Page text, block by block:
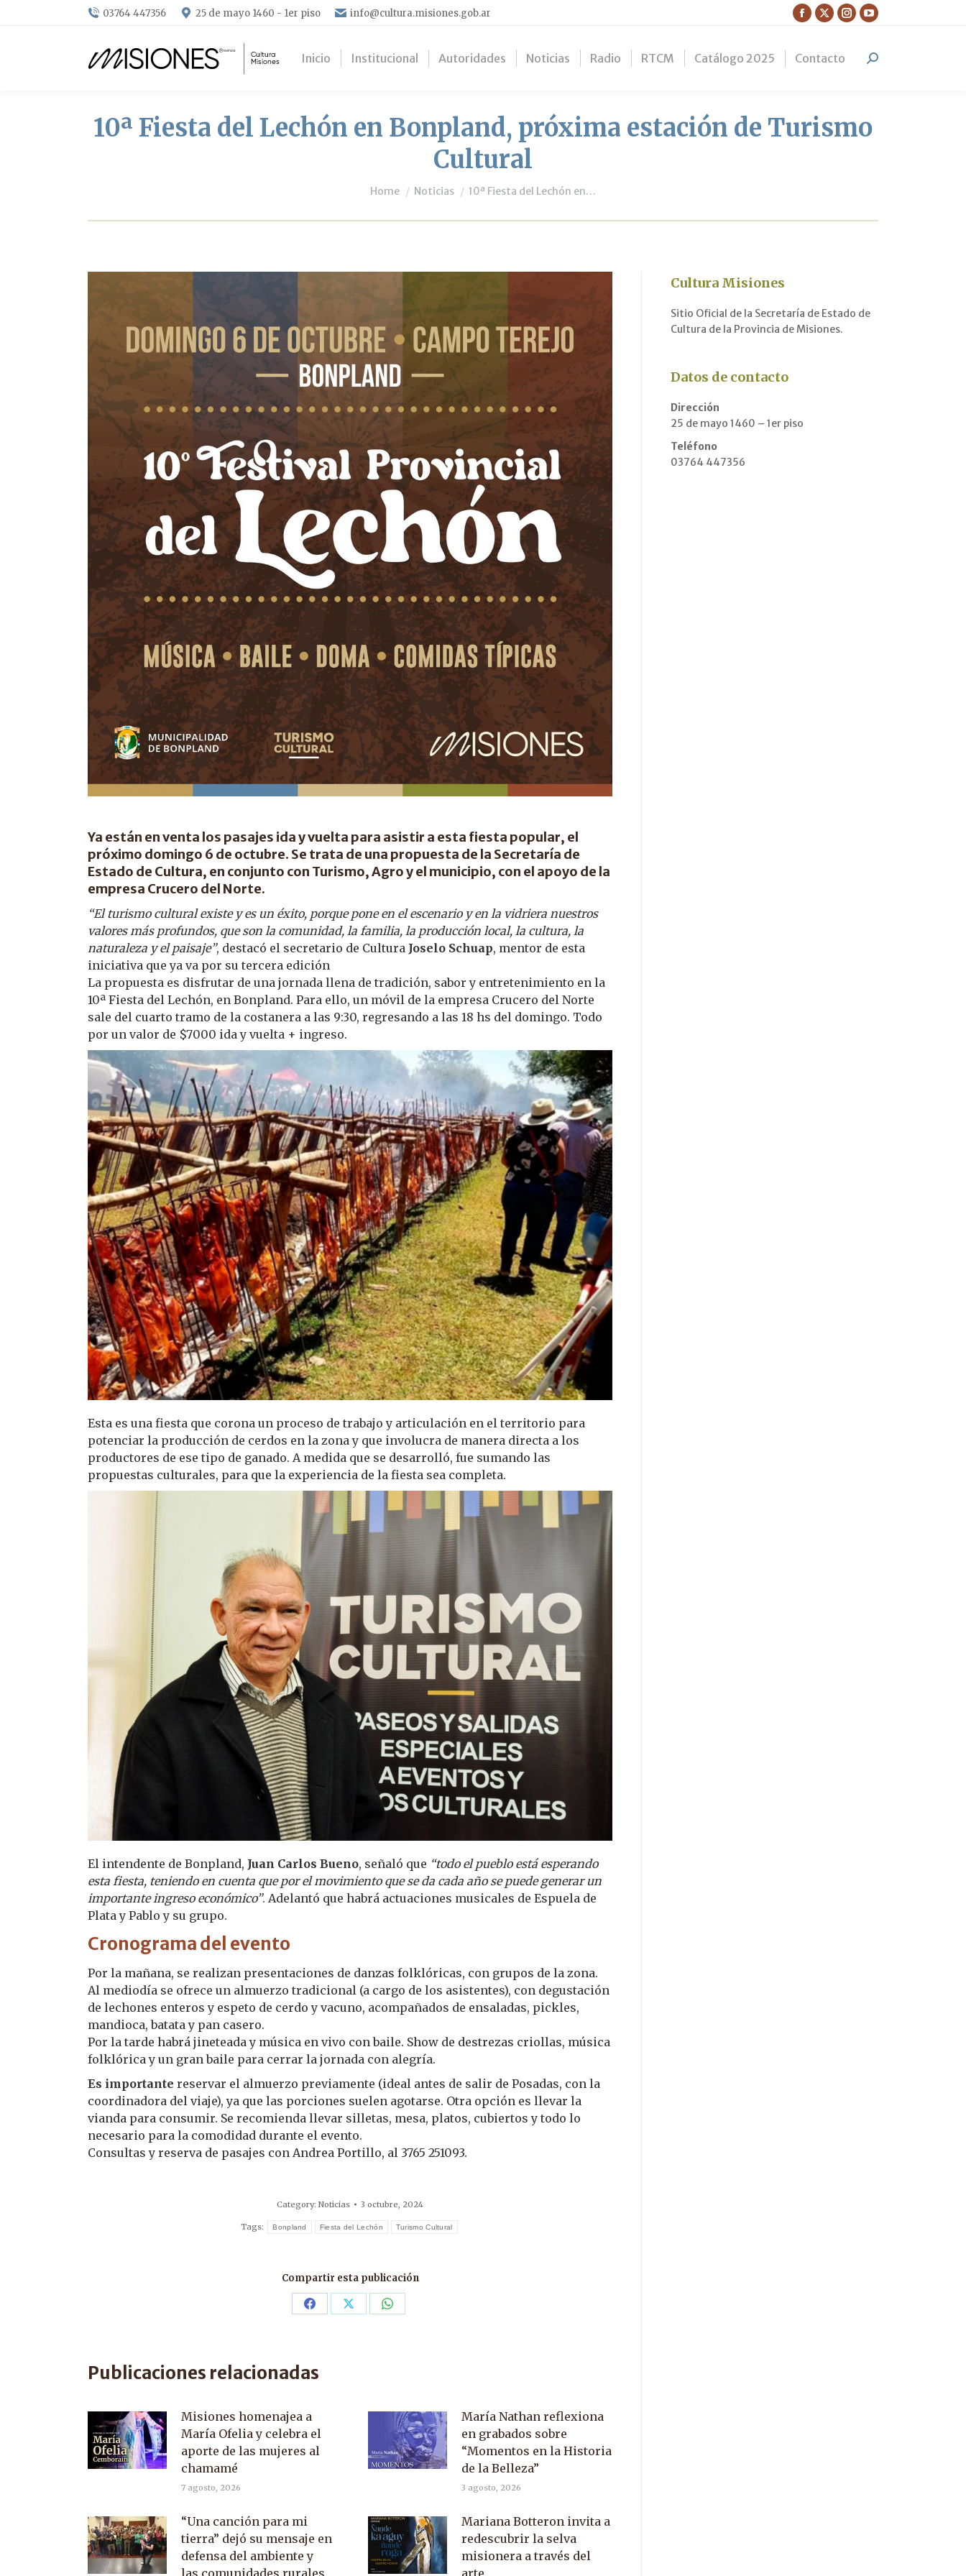
03764 447356 25 de mayo 1460 - 1er piso info@cultura.misiones.gob.ar
Facebook
opens
window
X
opens
Instagram
opens
YouTube
opens
Inicio Institucional Autoridades Noticias Radio RTCM Catálogo 2025 Contacto Search:
10ª Fiesta del Lechón en Bonpland, próxima estación de Turismo
Cultural
You are here:
Home Noticias 10ª Fiesta del Lechón en…
Ya están en venta los pasajes ida y vuelta para asistir a esta fiesta popular, el
próximo domingo 6 de octubre. Se trata de una propuesta de la Secretaría de
Estado de Cultura, en conjunto con Turismo, Agro y el municipio, con el apoyo de la
empresa Crucero del Norte.
“El turismo cultural existe y es un éxito, porque pone en el escenario y en la vidriera nuestros
valores más profundos, que son la comunidad, la familia, la producción local, la cultura, la
naturaleza y el paisaje”, destacó el secretario de Cultura Joselo Schuap, mentor de esta
iniciativa que ya va por su tercera edición
La propuesta es disfrutar de una jornada llena de tradición, sabor y entretenimiento en la
10ª Fiesta del Lechón, en Bonpland. Para ello, un móvil de la empresa Crucero del Norte
sale del cuarto tramo de la costanera a las 9:30, regresando a las 18 hs del domingo. Todo
por un valor de $7000 ida y vuelta + ingreso.
Esta es una fiesta que corona un proceso de trabajo y articulación en el territorio para
potenciar la producción de cerdos en la zona y que involucra de manera directa a los
productores de ese tipo de ganado. A medida que se desarrolló, fue sumando las
propuestas culturales, para que la experiencia de la fiesta sea completa.
El intendente de Bonpland, Juan Carlos Bueno, señaló que “todo el pueblo está esperando
esta fiesta, teniendo en cuenta que por el movimiento que se da cada año se puede generar un
importante ingreso económico”. Adelantó que habrá actuaciones musicales de Espuela de
Plata y Pablo y su grupo.
Cronograma del evento
Por la mañana, se realizan presentaciones de danzas folklóricas, con grupos de la zona.
Al mediodía se ofrece un almuerzo tradicional (a cargo de los asistentes), con degustación
de lechones enteros y espeto de cerdo y vacuno, acompañados de ensaladas, pickles,
mandioca, batata y pan casero.
Por la tarde habrá jineteada y música en vivo con baile. Show de destrezas criollas, música
folklórica y un gran baile para cerrar la jornada con alegría.
Es importante reservar el almuerzo previamente (ideal antes de salir de Posadas, con la
coordinadora del viaje), ya que las porciones suelen agotarse. Otra opción es llevar la
vianda para consumir. Se recomienda llevar silletas, mesa, platos, cubiertos y todo lo
necesario para la comodidad durante el evento.
Consultas y reserva de pasajes con Andrea Portillo, al 3765 251093.
Category: Noticias 3 octubre, 2024
Tags: Bonpland Fiesta del Lechón Turismo Cultural
Compartir esta publicación
Share Share Share
Publicaciones relacionadas
Misiones homenajea a
María Ofelia y celebra el
aporte de las mujeres al
chamamé
7 agosto, 2026
María Nathan reflexiona
en grabados sobre
“Momentos en la Historia
de la Belleza”
3 agosto, 2026
“Una canción para mi
tierra” dejó su mensaje en
defensa del ambiente y
las comunidades rurales
Mariana Botteron invita a
redescubrir la selva
misionera a través del
arte
Cultura Misiones
Sitio Oficial de la Secretaría de Estado de
Cultura de la Provincia de Misiones.
Datos de contacto
Dirección
25 de mayo 1460 – 1er piso
Teléfono
03764 447356